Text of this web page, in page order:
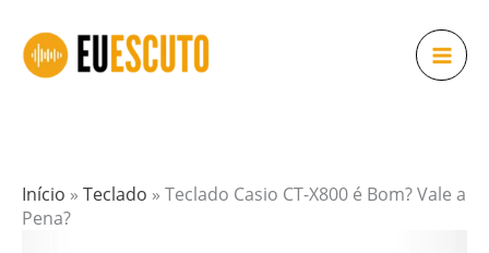
para
Início » Teclado » Teclado Casio CT-X800 é Bom? Vale a
Pena?